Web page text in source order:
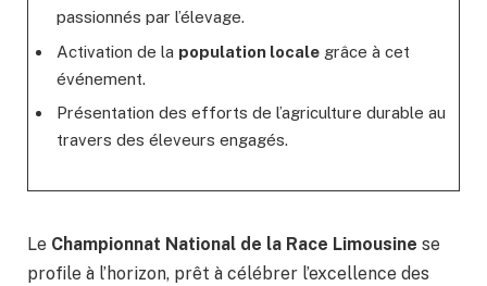
passionnés par l’élevage.
Activation de la population localegrâce à cet
événement.
Présentation des efforts de l’agriculture durable au
travers des éleveurs engagés.
Le Championnat National de la Race Limousine se
profile à l’horizon, prêt à célébrer l’excellence des